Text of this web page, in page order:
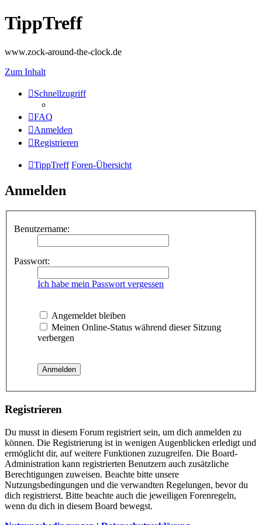
TippTreff
www.zock-around-the-clock.de
Zum Inhalt
Schnellzugriff
FAQ
Anmelden
Registrieren
TippTreff Foren-Übersicht
Anmelden
Benutzername:
Passwort:
Ich habe mein Passwort vergessen
Angemeldet bleiben
Meinen Online-Status während dieser Sitzung
verbergen
Registrieren
Du musst in diesem Forum registriert sein, um dich anmelden zu
können. Die Registrierung ist in wenigen Augenblicken erledigt und
ermöglicht dir, auf weitere Funktionen zuzugreifen. Die Board-
Administration kann registrierten Benutzern auch zusätzliche
Berechtigungen zuweisen. Beachte bitte unsere
Nutzungsbedingungen und die verwandten Regelungen, bevor du
dich registrierst. Bitte beachte auch die jeweiligen Forenregeln,
wenn du dich in diesem Board bewegst.